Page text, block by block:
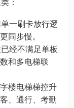
：
一刷卡放行逻
同步慢。
经不满足单板
和多电梯联
楼电梯梯控升
、通行、考勤